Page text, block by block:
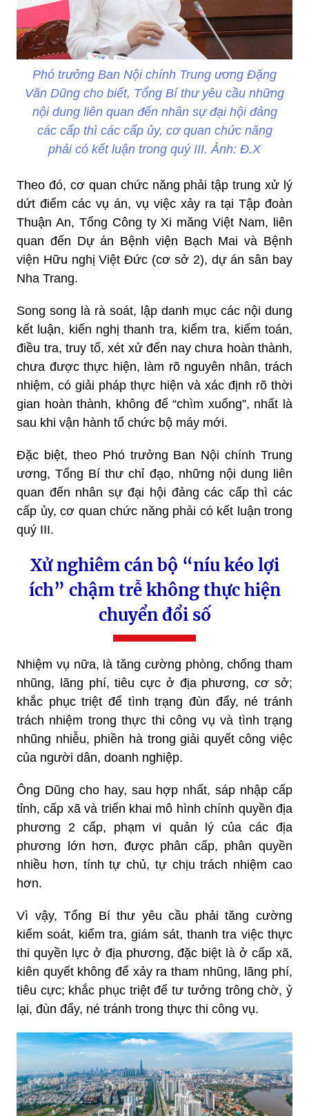
Phó trưởng Ban Nội chính Trung ương Đặng
Văn Dũng cho biết, Tổng Bí thư yêu cầu những
nội dung liên quan đến nhân sự đại hội đảng
các cấp thì các cấp ủy, cơ quan chức năng
phải có kết luận trong quý III. Ảnh: Đ.X
Theo đó, cơ quan chức năng phải tập trung xử lý
dứt điểm các vụ án, vụ việc xảy ra tại Tập đoàn
Thuận An, Tổng Công ty Xi măng Việt Nam, liên
quan đến Dự án Bệnh viện Bạch Mai và Bệnh
viện Hữu nghị Việt Đức (cơ sở 2), dự án sân bay
Nha Trang.
Song song là rà soát, lập danh mục các nội dung
kết luận, kiến nghị thanh tra, kiểm tra, kiểm toán,
điều tra, truy tố, xét xử đến nay chưa hoàn thành,
chưa được thực hiện, làm rõ nguyên nhân, trách
nhiệm, có giải pháp thực hiện và xác định rõ thời
gian hoàn thành, không để “chìm xuống”, nhất là
sau khi vận hành tổ chức bộ máy mới.
Đặc biệt, theo Phó trưởng Ban Nội chính Trung
ương, Tổng Bí thư chỉ đạo, những nội dung liên
quan đến nhân sự đại hội đảng các cấp thì các
cấp ủy, cơ quan chức năng phải có kết luận trong
quý III.
Xử nghiêm cán bộ “níu kéo lợi
ích” chậm trễ không thực hiện
chuyển đổi số
Nhiệm vụ nữa, là tăng cường phòng, chống tham
nhũng, lãng phí, tiêu cực ở địa phương, cơ sở;
khắc phục triệt để tình trạng đùn đẩy, né tránh
trách nhiệm trong thực thi công vụ và tình trạng
nhũng nhiễu, phiền hà trong giải quyết công việc
của người dân, doanh nghiệp.
Ông Dũng cho hay, sau hợp nhất, sáp nhập cấp
tỉnh, cấp xã và triển khai mô hình chính quyền địa
phương 2 cấp, phạm vi quản lý của các địa
phương lớn hơn, được phân cấp, phân quyền
nhiều hơn, tính tự chủ, tự chịu trách nhiệm cao
hơn.
Vì vậy, Tổng Bí thư yêu cầu phải tăng cường
kiểm soát, kiểm tra, giám sát, thanh tra việc thực
thi quyền lực ở địa phương, đặc biệt là ở cấp xã,
kiên quyết không để xảy ra tham nhũng, lãng phí,
tiêu cực; khắc phục triệt để tư tưởng trông chờ, ỷ
lại, đùn đẩy, né tránh trong thực thi công vụ.